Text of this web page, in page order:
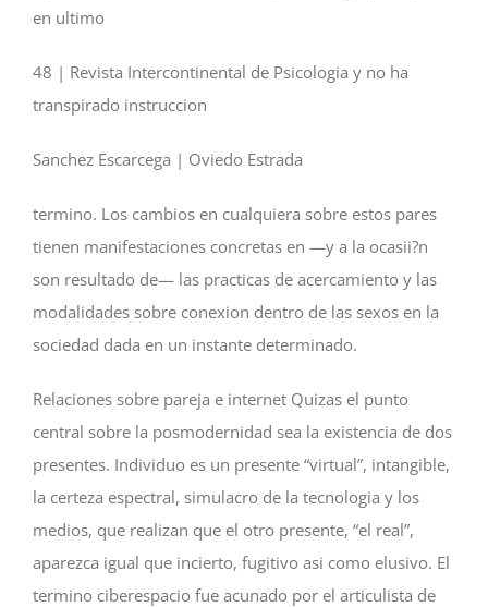
en ultimo
48 | Revista Intercontinental de Psicologia y no ha
transpirado instruccion
Sanchez Escarcega | Oviedo Estrada
termino. Los cambios en cualquiera sobre estos pares
tienen manifestaciones concretas en —y a la ocasii?n
son resultado de— las practicas de acercamiento y las
modalidades sobre conexion dentro de las sexos en la
sociedad dada en un instante determinado.
Relaciones sobre pareja e internet Quizas el punto
central sobre la posmodernidad sea la existencia de dos
presentes. Individuo es un presente “virtual”, intangible,
la certeza espectral, simulacro de la tecnologia y los
medios, que realizan que el otro presente, “el real”,
aparezca igual que incierto, fugitivo asi­ como elusivo. El
termino ciberespacio fue acunado por el articulista de